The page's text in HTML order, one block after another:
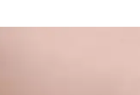
azaltmayı hedefleyen etkili bir
Doğal Kozmetik Ürün